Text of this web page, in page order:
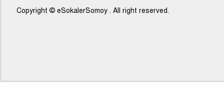
Copyright © eSokalerSomoy . All right reserved.